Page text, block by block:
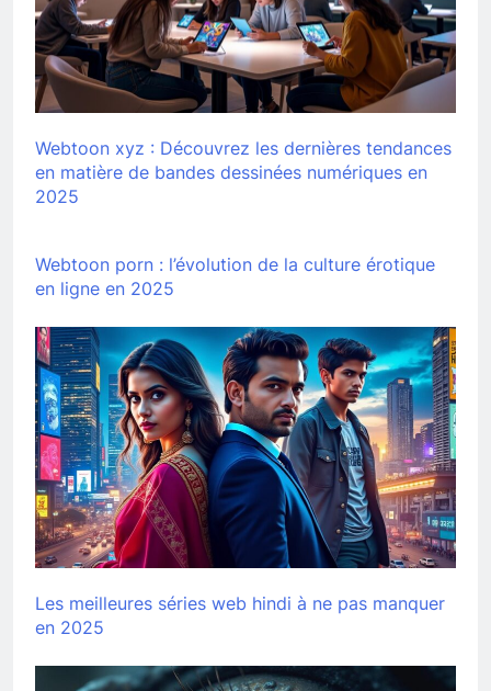
Webtoon xyz : Découvrez les dernières tendances
en matière de bandes dessinées numériques en
2025
Webtoon porn : l’évolution de la culture érotique
en ligne en 2025
Les meilleures séries web hindi à ne pas manquer
en 2025